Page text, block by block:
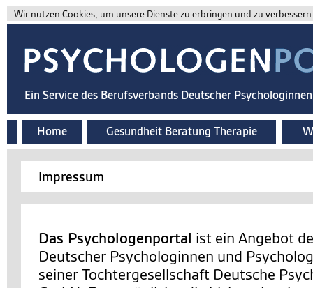
Wir nutzen Cookies, um unsere Dienste zu erbringen und zu
Ein Service des Berufsverbands Deutscher
Home Gesundheit Beratung Therapie
Impressum
Das Psychologenportal ist ein Angebot
Deutscher Psychologinnen und
seiner Tochtergesellschaft Deutsche